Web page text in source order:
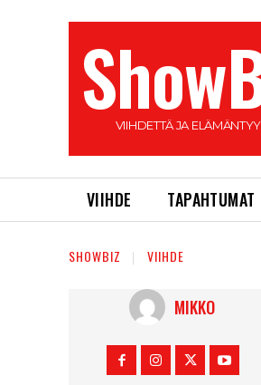
VIIHDETTÄ JA
VIIHDE TAPAHTUMAT
SHOWBIZ VIIHDE
MIKKO